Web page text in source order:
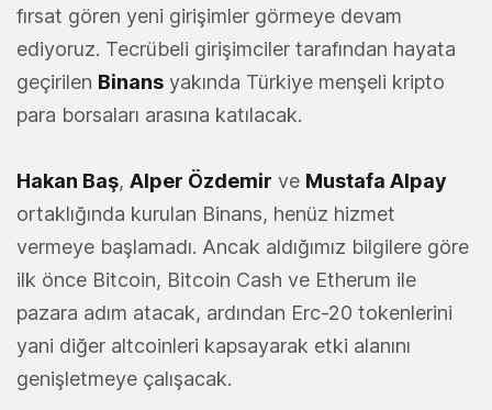
fırsat gören yeni girişimler görmeye devam
ediyoruz. Tecrübeli girişimciler tarafından hayata
geçirilen Binans yakında Türkiye menşeli kripto
para borsaları arasına katılacak.
Hakan Baş, Alper Özdemir ve Mustafa Alpay
ortaklığında kurulan Binans, henüz hizmet
vermeye başlamadı. Ancak aldığımız bilgilere göre
ilk önce Bitcoin, Bitcoin Cash ve Etherum ile
pazara adım atacak, ardından Erc-20 tokenlerini
yani diğer altcoinleri kapsayarak etki alanını
genişletmeye çalışacak.